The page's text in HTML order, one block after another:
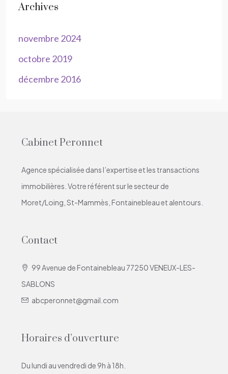
Archives
novembre 2024
octobre 2019
décembre 2016
Cabinet Peronnet
Agence spécialisée dans l’expertise et les transactions
immobilières. Votre référent sur le secteur de
Moret/Loing, St-Mammès, Fontainebleau et alentours.
Contact
99 Avenue de Fontainebleau 77250 VENEUX-LES-
SABLONS
abcperonnet@gmail.com
Horaires d’ouverture
Du lundi au vendredi de 9h à 18h.